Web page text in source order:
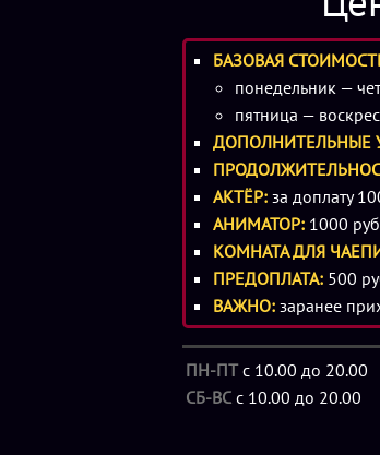
БАЗОВАЯ
понедельник —
пятница —
ДОПОЛНИТЕЛЬНЫЕ
АКТЁР: за доплату
АНИМАТОР: 1000
КОМНАТА ДЛЯ
ПРЕДОПЛАТА: 500
ВАЖНО: заранее
ПН-ПТс 10.00 до 20.00
СБ-ВС с 10.00 до 20.00